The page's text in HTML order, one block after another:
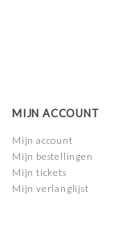
MIJN ACCOUNT
Mijn account
Mijn bestellingen
Mijn tickets
Mijn verlanglijst